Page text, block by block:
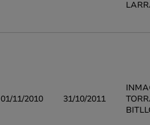
01/11/2010 31/10/2011